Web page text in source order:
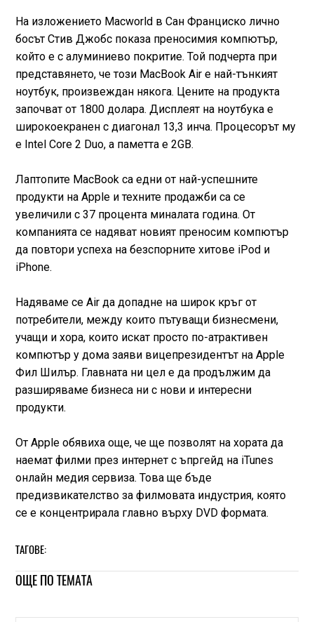
На изложението Macworld в Сан Франциско лично
босът Стив Джобс показа преносимия компютър,
който е с алуминиево покритие. Той подчерта при
представянето, че този MacBook Air е най-тънкият
ноутбук, произвеждан някога. Цените на продукта
започват от 1800 долара. Дисплеят на ноутбука е
широкоекранен с диагонал 13,3 инча. Процесорът му
е Intel Core 2 Duo, а паметта е 2GB.
Лаптопите MacBook са едни от най-успешните
продукти на Apple и техните продажби са се
увеличили с 37 процента миналата година. От
компанията се надяват новият преносим компютър
да повтори успеха на безспорните хитове iPod и
iPhone.
Надяваме се Air да допадне на широк кръг от
потребители, между които пътуващи бизнесмени,
учащи и хора, които искат просто по-атрактивен
компютър у дома заяви вицепрезидентът на Apple
Фил Шилър. Главната ни цел е да продължим да
разширяваме бизнеса ни с нови и интересни
продукти.
От Apple обявиха още, че ще позволят на хората да
наемат филми през интернет с ъпргейд на iTunes
онлайн медия сервиза. Това ще бъде
предизвикателство за филмовата индустрия, която
се е концентрирала главно върху DVD формата.
ТАГОВЕ:
ОЩЕ ПО ТЕМАТА